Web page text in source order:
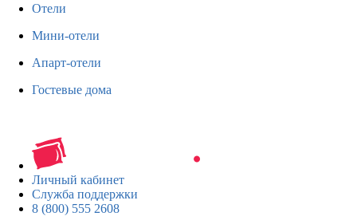
Отели
Мини-отели
Апарт-отели
Гостевые дома
Личный кабинет
Служба поддержки
8 (800) 555 2608